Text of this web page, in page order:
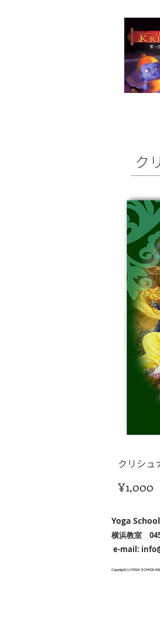
ク
クリシ
¥1,000
Yoga
横浜教室
e-mail:
Copyright (c) YOGA SCHOOL